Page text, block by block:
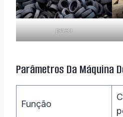
pneu
Parâmetros Da Máquina
Função